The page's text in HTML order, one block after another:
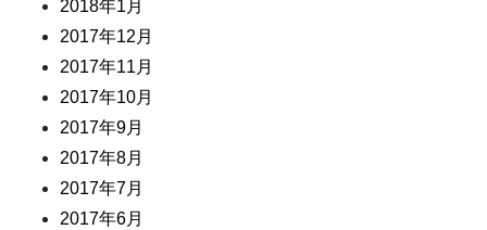
2018年1月
2017年12月
2017年11月
2017年10月
2017年9月
2017年8月
2017年7月
2017年6月